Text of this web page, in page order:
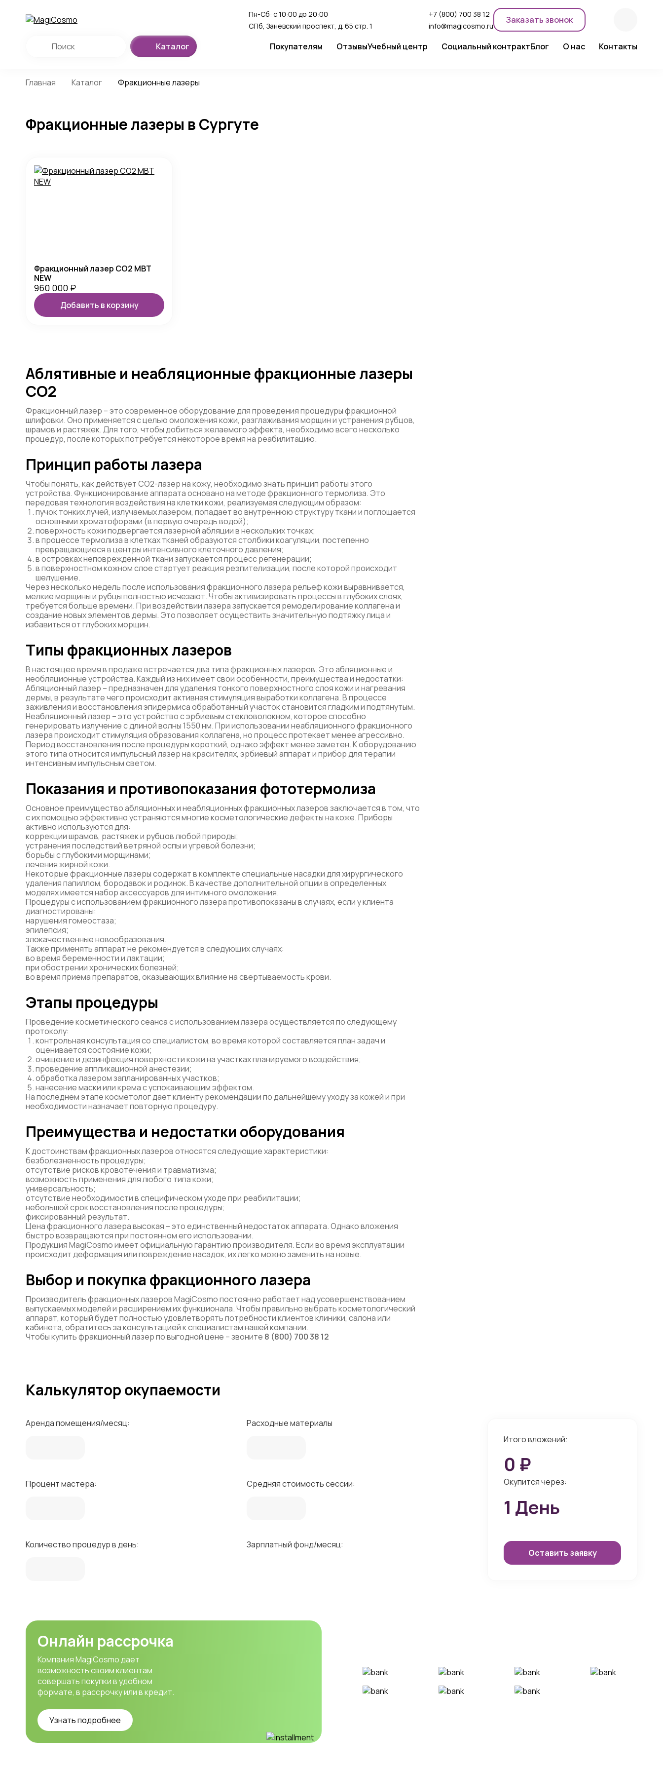
Пн-Сб: с 10:00 до 20:00
СПб, Заневский проспект, д. 65 стр. 1
+7 (800) 700 38 12
info@magicosmo.ru
Заказать звонок
Каталог Покупателям ОтзывыУчебный центр Социальный контрактБлог О нас Контакты
Главная Каталог Фракционные лазеры
Фракционные лазеры в Сургуте
Фракционный лазер CO2 MBT
NEW
960 000 ₽
Добавить в корзину
Аблятивные и неабляционные фракционные лазеры
CO2
Фракционный лазер – это современное оборудование для проведения процедуры фракционной
шлифовки. Оно применяется с целью омоложения кожи, разглаживания морщин и устранения рубцов,
шрамов и растяжек. Для того, чтобы добиться желаемого эффекта, необходимо всего несколько
процедур, после которых потребуется некоторое время на реабилитацию.
Принцип работы лазера
Чтобы понять, как действует CO2-лазер на кожу, необходимо знать принцип работы этого
устройства. Функционирование аппарата основано на методе фракционного термолиза. Это
передовая технология воздействия на клетки кожи, реализуемая следующим образом:
пучок тонких лучей, излучаемых лазером, попадает во внутреннюю структуру ткани и поглощается
основными хроматофорами (в первую очередь водой);
поверхность кожи подвергается лазерной абляции в нескольких точках;
в процессе термолиза в клетках тканей образуются столбики коагуляции, постепенно
превращающиеся в центры интенсивного клеточного давления;
в островках неповрежденной ткани запускается процесс регенерации;
в поверхностном кожном слое стартует реакция реэпителизации, после которой происходит
шелушение.
Через несколько недель после использования фракционного лазера рельеф кожи выравнивается,
мелкие морщины и рубцы полностью исчезают. Чтобы активизировать процессы в глубоких слоях,
требуется больше времени. При воздействии лазера запускается ремоделирование коллагена и
создание новых элементов дермы. Это позволяет осуществить значительную подтяжку лица и
избавиться от глубоких морщин.
Типы фракционных лазеров
В настоящее время в продаже встречается два типа фракционных лазеров. Это абляционные и
необляционные устройства. Каждый из них имеет свои особенности, преимущества и недостатки:
Абляционный лазер – предназначен для удаления тонкого поверхностного слоя кожи и нагревания
дермы, в результате чего происходит активная стимуляция выработки коллагена. В процессе
заживления и восстановления эпидермиса обработанный участок становится гладким и подтянутым.
Неабляционный лазер – это устройство с эрбиевым стекловолокном, которое способно
генерировать излучение с длиной волны 1550 нм. При использовании неабляционного фракционного
лазера происходит стимуляция образования коллагена, но процесс протекает менее агрессивно.
Период восстановления после процедуры короткий, однако эффект менее заметен. К оборудованию
этого типа относится импульсный лазер на красителях, эрбиевый аппарат и прибор для терапии
интенсивным импульсным светом.
Показания и противопоказания фототермолиза
Основное преимущество абляционных и неабляционных фракционных лазеров заключается в том, что
с их помощью эффективно устраняются многие косметологические дефекты на коже. Приборы
активно используются для:
коррекции шрамов, растяжек и рубцов любой природы;
устранения последствий ветряной оспы и угревой болезни;
борьбы с глубокими морщинами;
лечения жирной кожи.
Некоторые фракционные лазеры содержат в комплекте специальные насадки для хирургического
удаления папиллом, бородавок и родинок. В качестве дополнительной опции в определенных
моделях имеется набор аксессуаров для интимного омоложения.
Процедуры с использованием фракционного лазера противопоказаны в случаях, если у клиента
диагностированы:
нарушения гомеостаза;
эпилепсия;
злокачественные новообразования.
Также применять аппарат не рекомендуется в следующих случаях:
во время беременности и лактации;
при обострении хронических болезней;
во время приема препаратов, оказывающих влияние на свертываемость крови.
Этапы процедуры
Проведение косметического сеанса с использованием лазера осуществляется по следующему
протоколу:
контрольная консультация со специалистом, во время которой составляется план задач и
оценивается состояние кожи;
очищение и дезинфекция поверхности кожи на участках планируемого воздействия;
проведение аппликационной анестезии;
обработка лазером запланированных участков;
нанесение маски или крема с успокаивающим эффектом.
На последнем этапе косметолог дает клиенту рекомендации по дальнейшему уходу за кожей и при
необходимости назначает повторную процедуру.
Преимущества и недостатки оборудования
К достоинствам фракционных лазеров относятся следующие характеристики:
безболезненность процедуры;
отсутствие рисков кровотечения и травматизма;
возможность применения для любого типа кожи;
универсальность;
отсутствие необходимости в специфическом уходе при реабилитации;
небольшой срок восстановления после процедуры;
фиксированный результат.
Цена фракционного лазера высокая – это единственный недостаток аппарата. Однако вложения
быстро возвращаются при постоянном его использовании.
Продукция MagiCosmo имеет официальную гарантию производителя. Если во время эксплуатации
происходит деформация или повреждение насадок, их легко можно заменить на новые.
Выбор и покупка фракционного лазера
Производитель фракционных лазеров MagiCosmo постоянно работает над усовершенствованием
выпускаемых моделей и расширением их функционала. Чтобы правильно выбрать косметологический
аппарат, который будет полностью удовлетворять потребности клиентов клиники, салона или
кабинета, обратитесь за консультацией к специалистам нашей компании.
Чтобы купить фракционный лазер по выгодной цене – звоните 8 (800) 700 38 12
Калькулятор окупаемости
Аренда помещения/месяц: Расходные материалы
Процент мастера: Средняя стоимость сессии:
Количество процедур в день: Зарплатный фонд/месяц:
Итого вложений:
0 ₽
Окупится через:
1 День
Оставить заявку
Онлайн рассрочка
Компания MagiCosmo дает
возможность своим клиентам
совершать покупки в удобном
формате, в рассрочку или в кредит.
Узнать подробнее